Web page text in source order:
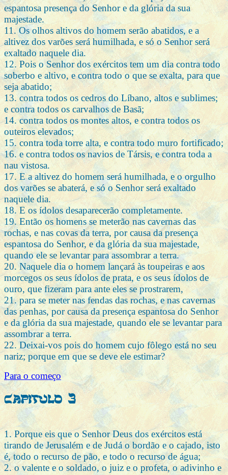
espantosa presença do Senhor e da glória da sua
majestade.
11. Os olhos altivos do homem serão abatidos, e a
altivez dos varões será humilhada, e só o Senhor será
exaltado naquele dia.
12. Pois o Senhor dos exércitos tem um dia contra todo
soberbo e altivo, e contra todo o que se exalta, para que
seja abatido;
13. contra todos os cedros do Líbano, altos e sublimes;
e contra todos os carvalhos de Basã;
14. contra todos os montes altos, e contra todos os
outeiros elevados;
15. contra toda torre alta, e contra todo muro fortificado;
16. e contra todos os navios de Társis, e contra toda a
nau vistosa.
17. E a altivez do homem será humilhada, e o orgulho
dos varões se abaterá, e só o Senhor será exaltado
naquele dia.
18. E os ídolos desaparecerão completamente.
19. Então os homens se meterão nas cavernas das
rochas, e nas covas da terra, por causa da presença
espantosa do Senhor, e da glória da sua majestade,
quando ele se levantar para assombrar a terra.
20. Naquele dia o homem lançará às toupeiras e aos
morcegos os seus ídolos de prata, e os seus ídolos de
ouro, que fizeram para ante eles se prostrarem,
21. para se meter nas fendas das rochas, e nas cavernas
das penhas, por causa da presença espantosa do Senhor
e da glória da sua majestade, quando ele se levantar para
assombrar a terra.
22. Deixai-vos pois do homem cujo fôlego está no seu
nariz; porque em que se deve ele estimar?
Para o começo
Capitulo 3
1. Porque eis que o Senhor Deus dos exércitos está
tirando de Jerusalém e de Judá o bordão e o cajado, isto
é, todo o recurso de pão, e todo o recurso de água;
2. o valente e o soldado, o juiz e o profeta, o adivinho e